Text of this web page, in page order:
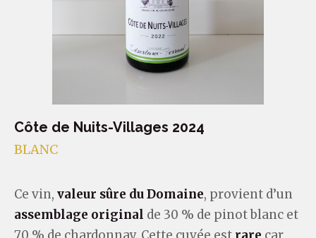
Côte de Nuits-Villages 2024
BLANC
Ce vin, valeur sûre du Domaine, provient d’un
assemblage original de 30 % de pinot blanc et